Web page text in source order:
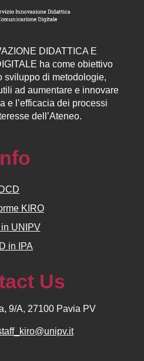
DIDATTICA E
ha come obiettivo
sviluppo di metodologie,
ad aumentare e innovare
e l’efficacia dei processi
dell’Ateneo.
IDCD
KIRO
in UNIPV
in IPA
Us
9/A, 27100 Pavia PV